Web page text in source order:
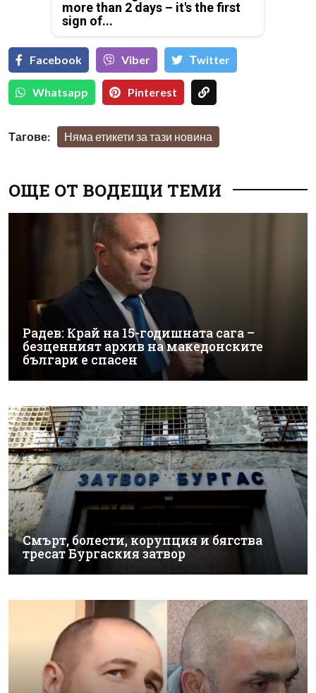
more than 2 days – it's the first
sign of...
Facebook Viber Тwitter
Whatsapp Pinterest
Тагове: Няма етикети за тази новина
ОЩЕ ОТ ВОДЕЩИ ТЕМИ
Радев: Край на 15-годишната сага –
безценният архив на македонските
българи е спасен
Смърт, болести, корупция и бягства
тресат Бургаския затвор